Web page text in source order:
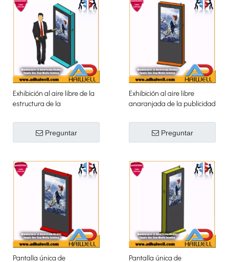
Exhibición al aire libre de la
estructura de la
de 49 pulgadas
Preguntar
Exhibición al aire libre
anaranjada de la publicidad
Digitaces del LCD de 55
pulgadas Preguntar
Pantalla única de Pantalla única de